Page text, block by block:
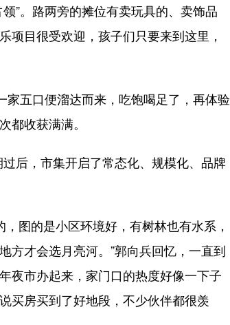
”。路两旁的摊位有卖玩具的、卖饰品
项目很受欢迎，孩子们只要来到这里，
五口便溜达而来，吃饱喝足了，再体验
都收获满满。
后，市集开启了常态化、规模化、品牌
图的是小区环境好，有树林也有水系，
方才会选月亮河。”郭向兵回忆，一直到
夜市办起来，家门口的热度好像一下子
买房买到了好地段，不少伙伴都很羡